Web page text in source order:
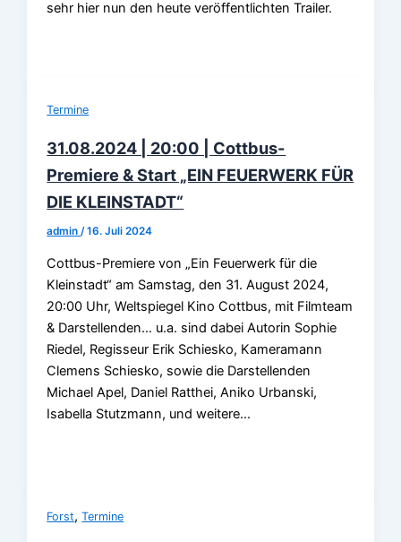
sehr hier nun den heute veröffentlichten Trailer.
Termine
31.08.2024 | 20:00 | Cottbus-
Premiere & Start „EIN FEUERWERK FÜR
DIE KLEINSTADT“
admin/16. Juli 2024
Cottbus-Premiere von „Ein Feuerwerk für die
Kleinstadt“ am Samstag, den 31. August 2024,
20:00 Uhr, Weltspiegel Kino Cottbus, mit Filmteam
& Darstellenden… u.a. sind dabei Autorin Sophie
Riedel, Regisseur Erik Schiesko, Kameramann
Clemens Schiesko, sowie die Darstellenden
Michael Apel, Daniel Ratthei, Aniko Urbanski,
Isabella Stutzmann, und weitere…
Forst,Termine